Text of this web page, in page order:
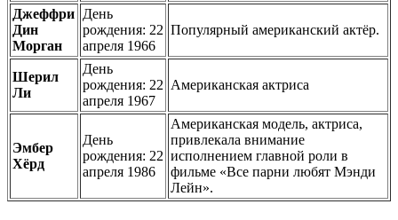
Джеффри
Дин
Морган
День
рождения: 22
апреля 1966
Популярный американский актёр.
Шерил
Ли
День
рождения: 22
апреля 1967
Американская актриса
Эмбер
Хёрд
День
рождения: 22
апреля 1986
Американская модель, актриса,
привлекала внимание
исполнением главной роли в
фильме «Все парни любят Мэнди
Лейн».